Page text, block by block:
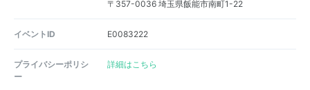
〒357-0036 埼玉県飯能市南町1-22
イベントID E0083222
プライバシーポリシ
ー
詳細はこちら